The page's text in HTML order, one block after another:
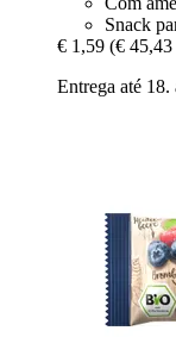
Snack
€ 1,59 (€
Entrega até 18.